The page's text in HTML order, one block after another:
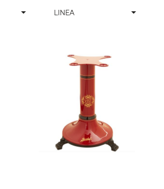
arrow_drop_down LINEA arrow_drop_down